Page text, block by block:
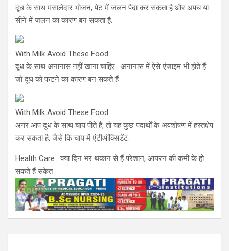
दूध के साथ मसालेदार भोजन, पेट में जलन पैदा कर सकता है और अपच या
सीने में जलन का कारण बन सकता है.
With Milk Avoid These Food
दूध के साथ अनानास नहीं खाना चाहिए . अनानास में ऐसे एंजाइम भी होते हैं
जो दूध को फटने का कारण बन सकते हैं
With Milk Avoid These Food
अगर आप दूध के साथ चाय पीते हैं, तो यह कुछ पदार्थों के अवशोषण में हस्तक्षेप
कर सकता है, जैसे कि चाय में एंटीऑक्सिडेंट.
Health Care : क्या दिन भर थकान से हैं परेशान, आयरन की कमी के हो
सकते हैं संकेत